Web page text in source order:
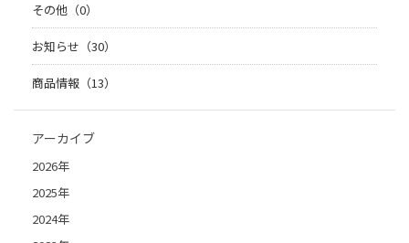
その他（0）
お知らせ（30）
商品情報（13）
アーカイブ
2026年
2025年
2024年